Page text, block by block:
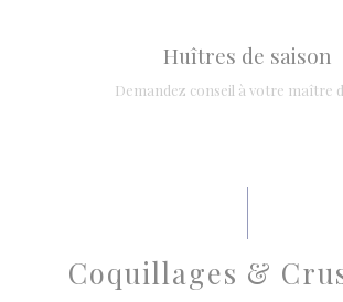
Huîtres de saison
Demandez conseil à votre maître
Coquillages &